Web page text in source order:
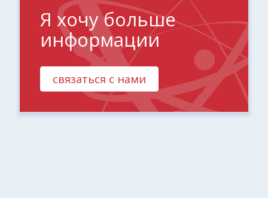
Я хочу больше
информации
связаться с нами